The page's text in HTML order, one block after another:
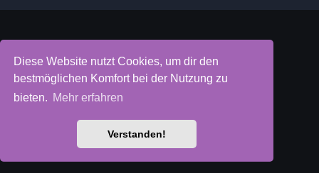
Diese Website nutzt Cookies, um dir den
bestmöglichen Komfort bei der Nutzung zu
bieten. Mehr erfahren
Verstanden!